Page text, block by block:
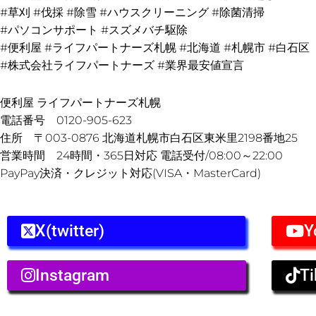
#草刈 #伐採 #除雪 #ハウスクリーニング #除菌清掃
#パソコンサポート #スズメバチ駆除
#便利屋 #ライフパートナーズ札幌 #北海道 #札幌市 #白石区
#株式会社ライフパートナーズ #業界最安値宣言
便利屋 ライフパートナーズ札幌
電話番号 0120-905-623
住所 〒003-0876 北海道札幌市白石区東米里2198番地25
営業時間 24時間・365日対応 電話受付/08:00～22:00
PayPay決済・クレジット対応(VISA・MasterCard)
X(twitter)
Instagram